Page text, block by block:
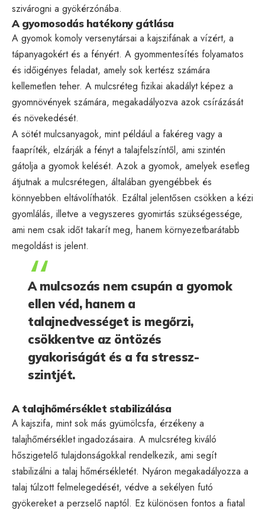
szivárogni a gyökérzónába.
A gyomosodás hatékony gátlása
A gyomok komoly versenytársai a kajszifának a vízért, a
tápanyagokért és a fényért. A gyommentesítés folyamatos
és időigényes feladat, amely sok kertész számára
kellemetlen teher. A mulcsréteg fizikai akadályt képez a
gyomnövények számára, megakadályozva azok csírázását
és növekedését.
A sötét mulcsanyagok, mint például a fakéreg vagy a
faapríték, elzárják a fényt a talajfelszíntől, ami szintén
gátolja a gyomok kelését. Azok a gyomok, amelyek esetleg
átjutnak a mulcsrétegen, általában gyengébbek és
könnyebben eltávolíthatók. Ezáltal jelentősen csökken a kézi
gyomlálás, illetve a vegyszeres gyomirtás szükségessége,
ami nem csak időt takarít meg, hanem környezetbarátabb
megoldást is jelent.
A mulcsozás nem csupán a gyomok
ellen véd, hanem a
talajnedvességet is megőrzi,
csökkentve az öntözés
gyakoriságát és a fa stressz-
szintjét.
A talajhőmérséklet stabilizálása
A kajszifa, mint sok más gyümölcsfa, érzékeny a
talajhőmérséklet ingadozásaira. A mulcsréteg kiváló
hőszigetelő tulajdonságokkal rendelkezik, ami segít
stabilizálni a talaj hőmérsékletét. Nyáron megakadályozza a
talaj túlzott felmelegedését, védve a sekélyen futó
gyökereket a perzselő naptól. Ez különösen fontos a fiatal